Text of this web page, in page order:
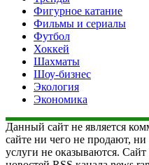
Фигурное катание
Фильмы и сериалы
Футбол
Хоккей
Шахматы
Шоу-бизнес
Экология
Экономика
Данный сайт не является
сайте ни чего не продают,
услуги не оказываются. Сайт